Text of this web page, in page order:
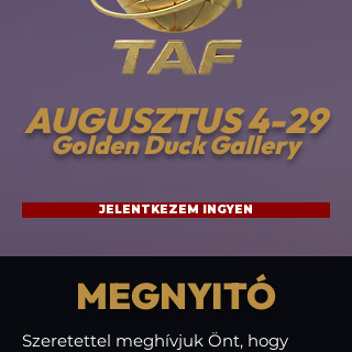
AUGUSZTUS 4-29
Golden Duck Gallery
JELENTKEZEM INGYEN
MEGNYITÓ
Szeretettel meghívjuk Önt, hogy